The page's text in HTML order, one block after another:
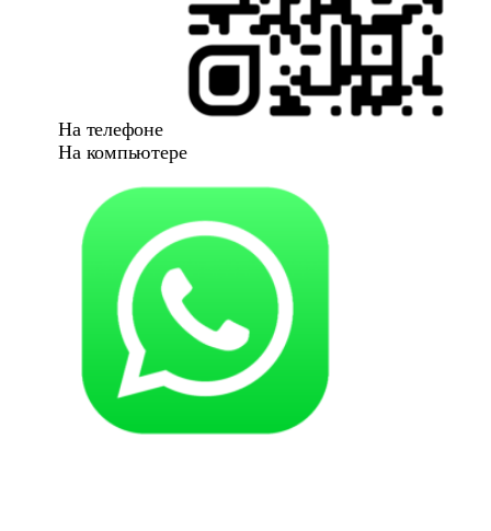
На телефоне
На компьютере